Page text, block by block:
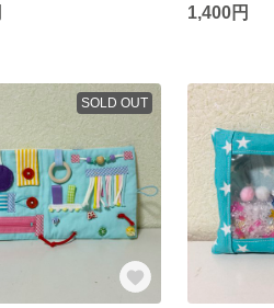
1,400円
SOLD OUT